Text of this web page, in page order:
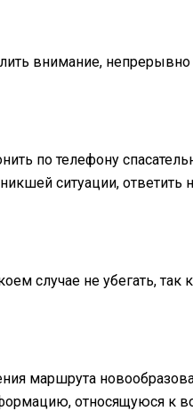
внимание,
по телефону
ситуации,
случае не убегать, так
маршрута
относящуюся к